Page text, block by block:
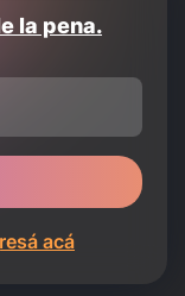
la pena.
acá